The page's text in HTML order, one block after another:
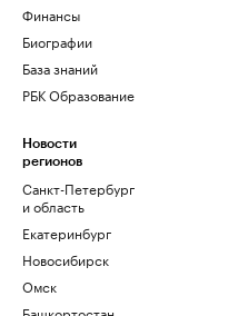
Финансы
Биографии
База знаний
РБК Образование
Новости
регионов
Санкт-Петербург
и область
Екатеринбург
Новосибирск
Омск